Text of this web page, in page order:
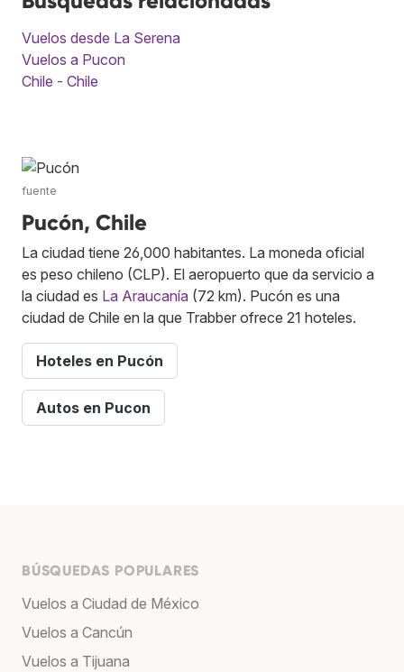
Vuelos desde La Serena
Vuelos a Pucon
Chile - Chile
fuente
Pucón, Chile
La ciudad tiene 26,000 habitantes. La moneda oficial
es peso chileno (CLP). El aeropuerto que da servicio a
la ciudad es La Araucanía (72 km). Pucón es una
ciudad de Chile en la que Trabber ofrece 21 hoteles.
Hoteles en Pucón
Autos en Pucon
BÚSQUEDAS POPULARES
Vuelos a Ciudad de México
Vuelos a Cancún
Vuelos a Tijuana